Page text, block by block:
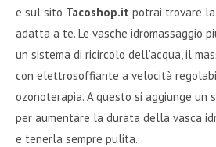
e sul sito Tacoshop.it potrai trovare la
adatta a te. Le vasche idromassaggio
un sistema di ricircolo dell’acqua, il
con elettrosoffiante a velocità
ozonoterapia. A questo si aggiunge un
per aumentare la durata della vasca
e tenerla sempre pulita.